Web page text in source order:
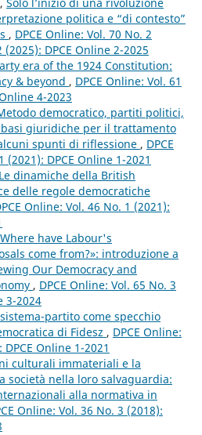
politica e “di contesto”
, DPCE Online: Vol. 70 No. 2
(2025): DPCE Online 2-2025
era of the 1924 Constitution:
& beyond , DPCE Online: Vol. 61
4-2023
democratico, partiti politici,
giuridiche per il trattamento
spunti di riflessione , DPCE
(2021): DPCE Online 1-2021
Le dinamiche della British
delle regole democratiche
Online: Vol. 46 No. 1 (2021):
have Labour's
come from?»: introduzione a
Our Democracy and
, DPCE Online: Vol. 65 No. 3
3-2024
partito come specchio
di Fidesz , DPCE Online:
Online 1-2021
culturali immateriali e la
società nella loro salvaguardia:
alla normativa in
Online: Vol. 36 No. 3 (2018):